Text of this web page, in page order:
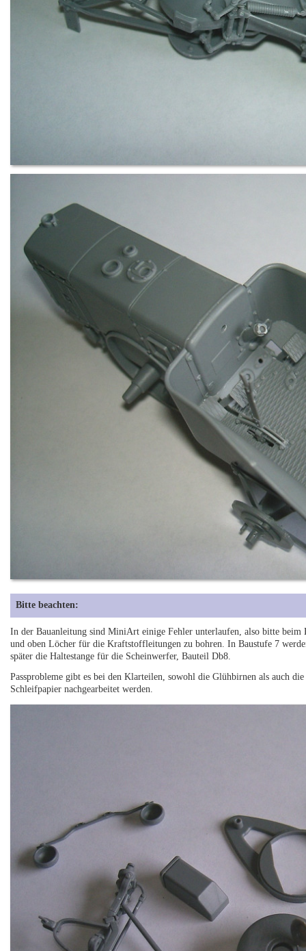
Bitte beachten:
In der Bauanleitung sind MiniArt einige Fehler unterlaufen, also bitte beim
und oben Löcher für die Kraftstoffleitungen zu bohren. In Baustufe 7
später die Haltestange für die Scheinwerfer, Bauteil Db8.
Passprobleme gibt es bei den Klarteilen, sowohl die Glühbirnen als auch
Schleifpapier nachgearbeitet werden.